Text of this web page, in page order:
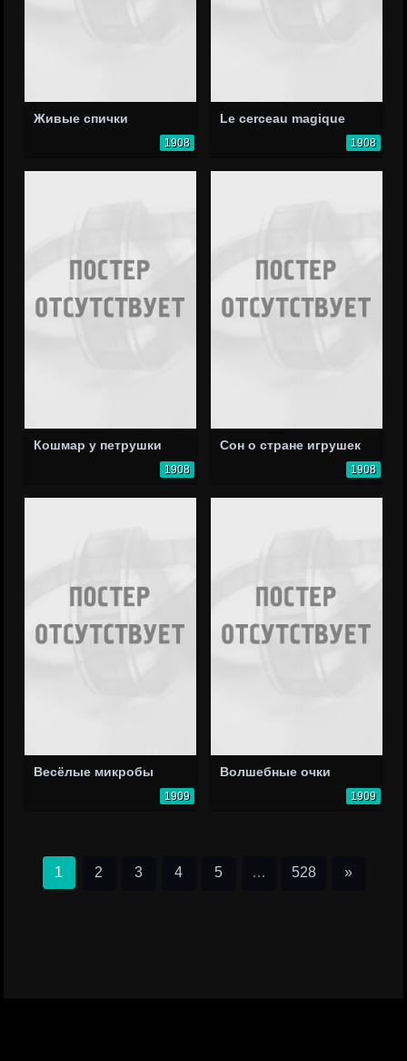
Живые спички
1908
Le cerceau magique
1908
Кошмар у петрушки
1908
Сон о стране игрушек
1908
Весёлые микробы
1909
Волшебные очки
1909
1 2 3 4 5 … 528 »